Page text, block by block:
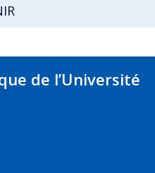
de l’Université